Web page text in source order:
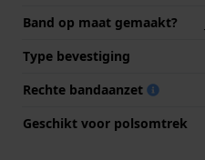
Band op maat gemaakt?
Type bevestiging
Rechte bandaanzet
Geschikt voor polsomtrek